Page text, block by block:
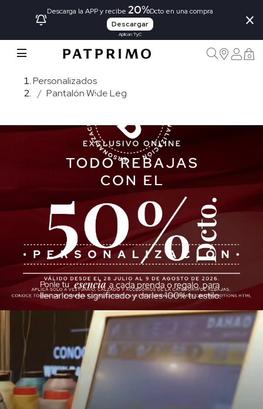
Descarga la APP y recibe 20%Dcto en una compra
Descargar
Aplican TyC
×
0
Personalizados
Pantalón Wide Leg